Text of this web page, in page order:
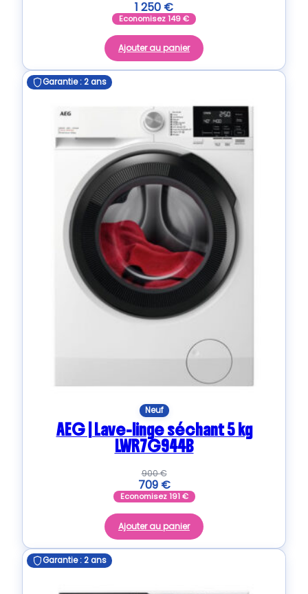
1 250 €
Economisez149€
Ajouter au panier
Garantie : 2 ans
Neuf
AEG | Lave-linge séchant 5 kg
LWR7G944B
900€
709 €
Economisez191€
Ajouter au panier
Garantie : 2 ans